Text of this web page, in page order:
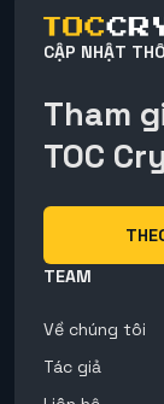
CẬP NHẬT
Tham
TOC
TEAM
Về chúng tôi
Tác giả